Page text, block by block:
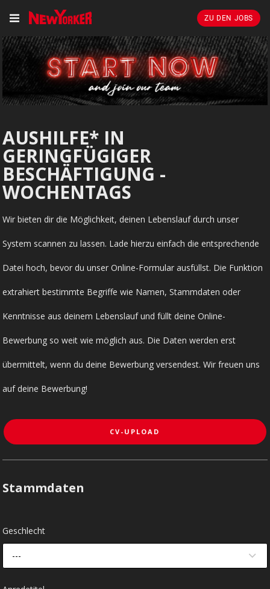
ZU DEN JOBS
AUSHILFE* IN
GERINGFÜGIGER
BESCHÄFTIGUNG -
WOCHENTAGS
Wir bieten dir die Möglichkeit, deinen Lebenslauf durch unser
System scannen zu lassen. Lade hierzu einfach die entsprechende
Datei hoch, bevor du unser Online-Formular ausfüllst. Die Funktion
extrahiert bestimmte Begriffe wie Namen, Stammdaten oder
Kenntnisse aus deinem Lebenslauf und füllt deine Online-
Bewerbung so weit wie möglich aus. Die Daten werden erst
übermittelt, wenn du deine Bewerbung versendest. Wir freuen uns
auf deine Bewerbung!
CV-UPLOAD
Stammdaten
Geschlecht
---